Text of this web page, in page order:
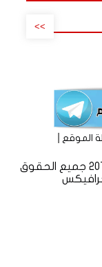
>>
الموقع
موقع ( لا ) الأخباري المستقل © 2016 - 2018 جميع الحقوق